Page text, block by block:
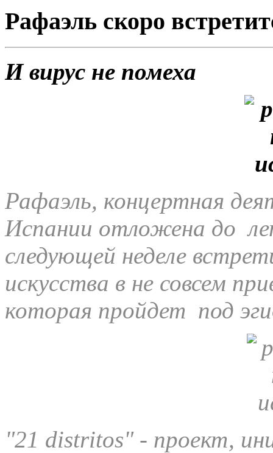
Рафаэль скоро
И вирус не помеха
Рафаэль, концертная
Испании отложена до
следующей неделе
искусства в не совсем
которая пройдет под
"21 distritos" - проект,